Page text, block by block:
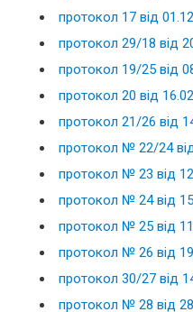
протокол 17 від
протокол 29/18 від
протокол 19/25 від
протокол 20 від
протокол 21/26 від
протокол № 22/24
протокол № 23 від
протокол № 24 від
протокол № 25 від
протокол № 26 від
протокол 30/27 від
протокол № 28 від